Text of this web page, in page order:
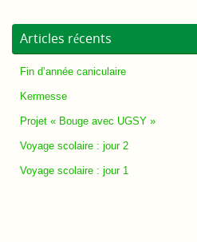
Articles récents
Fin d’année caniculaire
Kermesse
Projet « Bouge avec UGSY »
Voyage scolaire : jour 2
Voyage scolaire : jour 1